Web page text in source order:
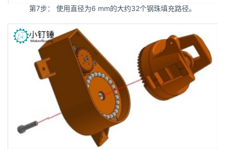
第7步： 使用直径为6 mm的大约32个钢珠填充路径。